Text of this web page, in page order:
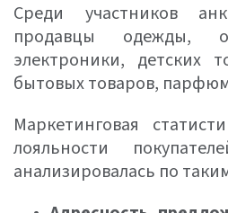
Среди участников
продавцы одежды,
электроники, детских
бытовых товаров,
Маркетинговая
лояльности
анализировалась по